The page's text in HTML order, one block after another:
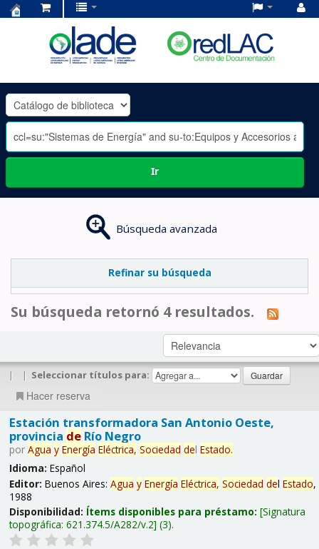
OLADE
-
Ir
Búsqueda avanzada
Refinar su búsqueda
Su búsqueda retornó 4 resultados.
| | Seleccionar títulos para:
Hacer reserva
Estación transformadora San Antonio Oeste,
provincia deRío Negro
por Agua y Energía Eléctrica, Sociedad del Estado.
Idioma: Español
Editor: Buenos Aires: Agua y Energía Eléctrica, Sociedad del Estado,
1988
Disponibilidad: Ítems disponibles para préstamo: Signatura
topográfica: 621.374.5/A282/v.2 (3).